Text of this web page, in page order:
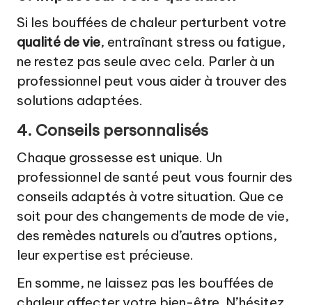
Si les bouffées de chaleur perturbent votre
qualité de vie, entraînant stress ou fatigue,
ne restez pas seule avec cela. Parler à un
professionnel peut vous aider à trouver des
solutions adaptées.
4. Conseils personnalisés
Chaque grossesse est unique. Un
professionnel de santé peut vous fournir des
conseils adaptés à votre situation. Que ce
soit pour des changements de mode de vie,
des remèdes naturels ou d’autres options,
leur expertise est précieuse.
En somme, ne laissez pas les bouffées de